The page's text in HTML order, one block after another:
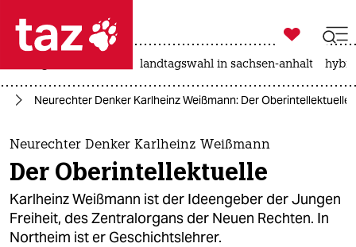
 taz zahl ich
taz zahl ich
themen
politik
öko

taz zahl ich
landtagswahl in sachsen-anhalt
Neurechter Denker Karlheinz Weißmann: Der Oberintellektuelle
Neurechter Denker Karlheinz Weißmann
Der Oberintellektuelle
Karlheinz Weißmann ist der Ideengeber der Jungen
Freiheit, des Zentralorgans der Neuen Rechten. In
Northeim ist er Geschichtslehrer.